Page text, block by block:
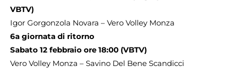
VBTV)
Igor Gorgonzola Novara – Vero Volley Monza
6a giornata di ritorno
Sabato 12 febbraio ore 18:00 (VBTV)
Vero Volley Monza – Savino Del Bene Scandicci